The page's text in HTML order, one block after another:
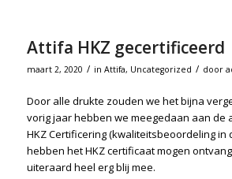
Attifa HKZ gecertificeerd
maart 2, 2020 / in Attifa, Uncategorized / door
Door alle drukte zouden we het bijna
vorig jaar hebben we meegedaan aan de
HKZ Certificering (kwaliteitsbeoordeling in
hebben het HKZ certificaat mogen
uiteraard heel erg blij mee.